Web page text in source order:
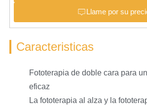
Llame por su
Caracteristicas
Fototerapia de doble cara para
eficaz
La fototerapia al alza y la